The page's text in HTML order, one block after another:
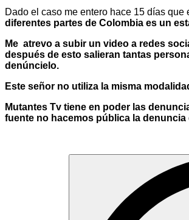
Dado el caso me entero hace 15 días que
diferentes partes de Colombia es un
Me atrevo a subir un video a redes
después de esto salieran tantas
denúncielo.
Este señor no utiliza la misma
Mutantes Tv tiene en poder las
fuente no hacemos pública la